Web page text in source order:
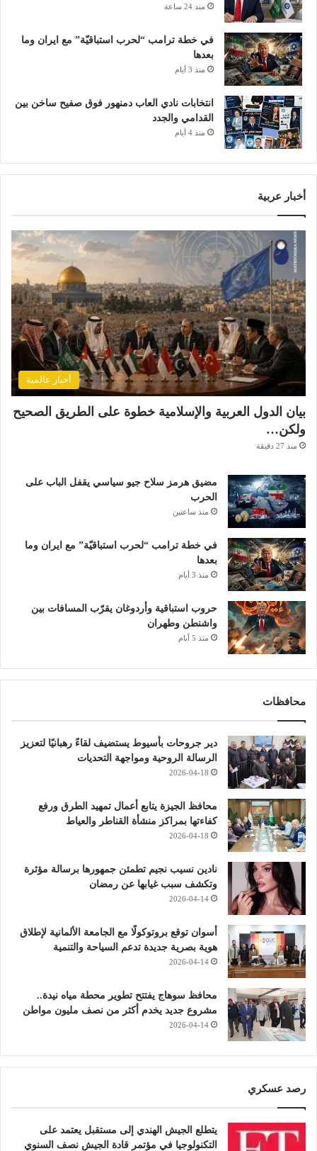
منذ 24 ساعة
في خطة ترامب “لحرب استباقيّة” مع ايران وما
بعدها
منذ 3 أيام
انتخابات نادي العاب دمنهور فوق صفيح ساخن بين
القدامي والجدد
منذ 4 أيام
أخبار عربية
أخبار عالمية
بيان الدول العربية والإسلامية خطوة على الطريق الصحيح
ولكن…
منذ 27 دقيقة
مضيق هرمز سلاح جيو سياسي يقفل الباب على
الحرب
منذ ساعتين
في خطة ترامب “لحرب استباقيّة” مع ايران وما
بعدها
منذ 3 أيام
حروب استباقية وأردوغان يقرّب المسافات بين
واشنطن وطهران
منذ 5 أيام
محافظات
دير جروحات بأسيوط يستضيف لقاءً رهبانيًا لتعزيز
الرسالة الروحية ومواجهة التحديات
2026-04-18
محافظ الجيزة يتابع أعمال تمهيد الطرق ورفع
كفاءتها بمراكز منشأة القناطر والعياط
2026-04-18
نادين نسيب نجيم تطمئن جمهورها برسالة مؤثرة
وتكشف سبب غيابها عن رمضان
2026-04-14
أسوان توقع بروتوكولًا مع الجامعة الألمانية لإطلاق
هوية بصرية جديدة تدعم السياحة والتنمية
2026-04-14
محافظ سوهاج يفتتح تطوير محطة مياه نيدة..
مشروع جديد يخدم أكثر من نصف مليون مواطن
2026-04-14
رصد عسكري
يتطلع الجيش الهندي إلى مستقبل يعتمد على
التكنولوجيا في مؤتمر قادة الجيش نصف السنوي